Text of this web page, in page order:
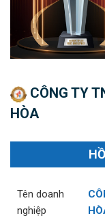
CÔNG TY
HÒA
Tên doanh
nghiệp